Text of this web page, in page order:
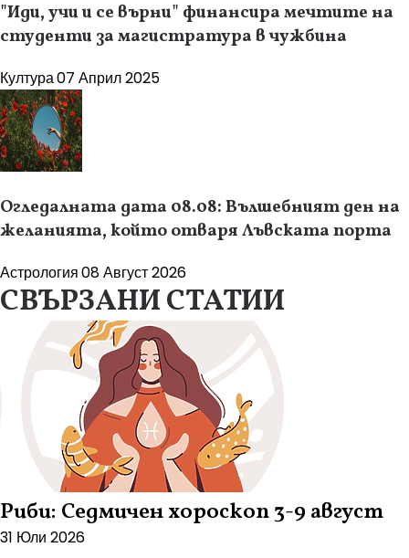
"Иди, учи и се върни" финансира мечтите на
студенти за магистратура в чужбина
Култура07 Април 2025
Огледалната дата 08.08: Вълшебният ден на
желанията, който отваря Лъвската порта
Астрология08 Август 2026
СВЪРЗАНИ СТАТИИ
Риби: Седмичен хороскоп 3-9 август
31 Юли 2026